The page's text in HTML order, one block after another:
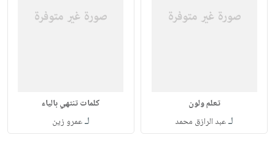
تعلم ولون
لـعبد الرازق محمد
كلمات تنتهي بالياء
لـعمرو زين